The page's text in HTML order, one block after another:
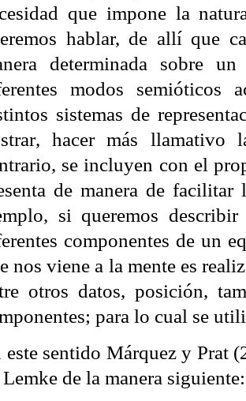
que impone la
hablar, de allí que
determinada sobre
modos semióticos
sistemas de
hacer más
se incluyen con el
de manera de
si queremos
componentes de un
nos viene a la mente es
otros datos, posición,
para lo cual se
este sentido Márquez y Prat
Lemke de la manera siguiente: